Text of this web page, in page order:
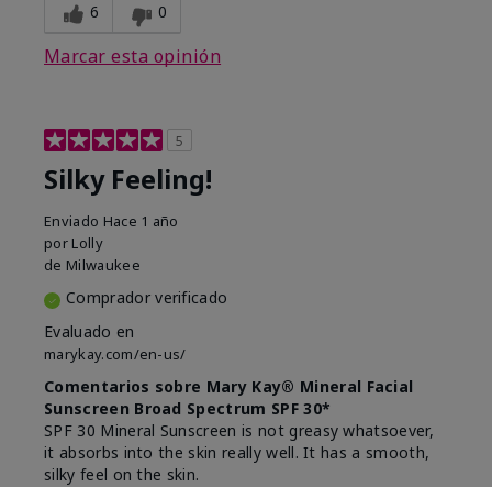
6 0
Marcar esta opinión
5
Silky Feeling!
Enviado Hace 1 año
por Lolly
de Milwaukee
Comprador verificado
Evaluado en
marykay.com/en-us/
Comentarios sobre Mary Kay® Mineral Facial
Sunscreen Broad Spectrum SPF 30*
SPF 30 Mineral Sunscreen is not greasy whatsoever,
it absorbs into the skin really well. It has a smooth,
silky feel on the skin.